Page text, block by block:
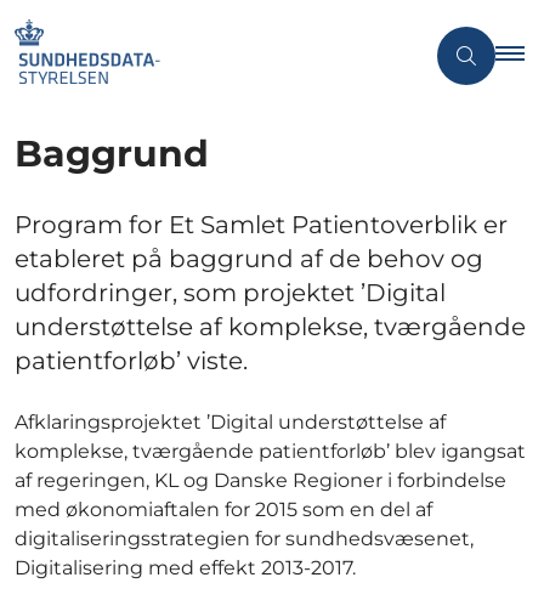
Baggrund
Program for Et Samlet Patientoverblik er
etableret på baggrund af de behov og
udfordringer, som projektet ’Digital
understøttelse af komplekse, tværgående
patientforløb’ viste.
Afklaringsprojektet ’Digital understøttelse af
komplekse, tværgående patientforløb’ blev igangsat
af regeringen, KL og Danske Regioner i forbindelse
med økonomiaftalen for 2015 som en del af
digitaliseringsstrategien for sundhedsvæsenet,
Digitalisering med effekt 2013-2017.